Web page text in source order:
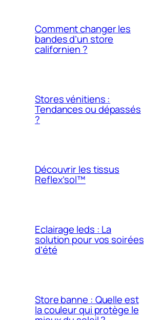
Comment changer les
bandes d’un store
californien ?
Stores vénitiens :
Tendances ou dépassés
?
Découvrir les tissus
Reflex’sol™
Eclairage leds : La
solution pour vos soirées
d’été
Store banne : Quelle est
la couleur qui protège le